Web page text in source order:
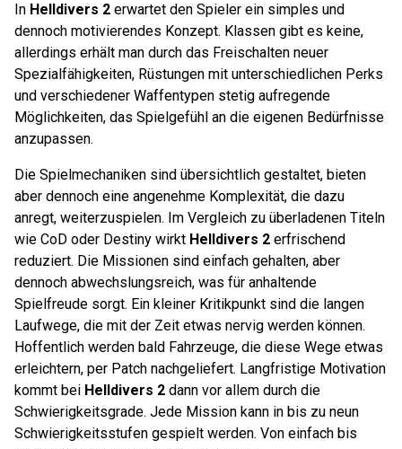
In Helldivers 2 erwartet den Spieler ein simples und
dennoch motivierendes Konzept. Klassen gibt es keine,
allerdings erhält man durch das Freischalten neuer
Spezialfähigkeiten, Rüstungen mit unterschiedlichen Perks
und verschiedener Waffentypen stetig aufregende
Möglichkeiten, das Spielgefühl an die eigenen Bedürfnisse
anzupassen.
Die Spielmechaniken sind übersichtlich gestaltet, bieten
aber dennoch eine angenehme Komplexität, die dazu
anregt, weiterzuspielen. Im Vergleich zu überladenen Titeln
wie CoD oder Destiny wirkt Helldivers 2 erfrischend
reduziert. Die Missionen sind einfach gehalten, aber
dennoch abwechslungsreich, was für anhaltende
Spielfreude sorgt. Ein kleiner Kritikpunkt sind die langen
Laufwege, die mit der Zeit etwas nervig werden können.
Hoffentlich werden bald Fahrzeuge, die diese Wege etwas
erleichtern, per Patch nachgeliefert. Langfristige Motivation
kommt bei Helldivers 2 dann vor allem durch die
Schwierigkeitsgrade. Jede Mission kann in bis zu neun
Schwierigkeitsstufen gespielt werden. Von einfach bis